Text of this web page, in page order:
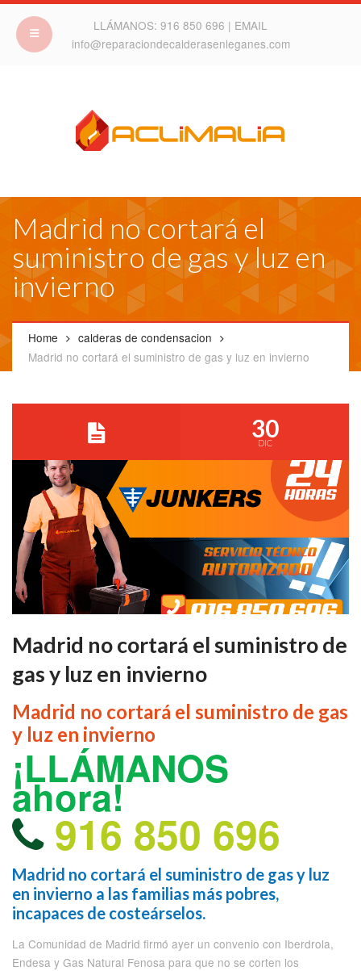
LLÁMANOS: 916 850 696 | EMAIL
info@reparaciondecalderasenleganes.com
Madrid no cortará el
suministro de gas y luz en
invierno
Home
calderas de condensacion
Madrid no cortará el suministro de gas y luz en invierno
30
DIC
Madrid no cortará el suministro de
gas y luz en invierno
Madrid no cortará el suministro de gas
y luz en invierno
¡LLÁMANOS
ahora!
916 850 696
Madrid no cortará el suministro de gas y luz
en invierno a las familias más pobres,
incapaces de costeárselos.
La Comunidad de Madrid firmó ayer un convenio con Iberdrola,
Endesa y Gas Natural Fenosa para que no se corten los